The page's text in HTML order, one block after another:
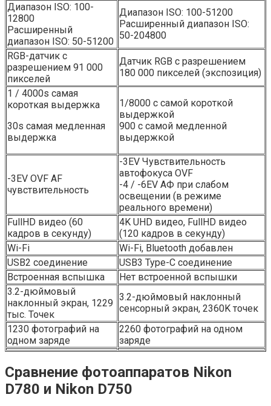
Диапазон ISO: 100-
12800
Расширенный
диапазон ISO: 50-51200
Диапазон ISO: 100-51200
Расширенный диапазон ISO:
50-204800
RGB-датчик с
разрешением 91 000
пикселей
Датчик RGB с разрешением
180 000 пикселей (экспозиция)
1 / 4000s самая
короткая выдержка
30s самая медленная
выдержка
1/8000 с самой короткой
выдержкой
900 с самой медленной
выдержкой
-3EV OVF AF
чувствительность
-3EV Чувствительность
автофокуса OVF
-4 / -6EV АФ при слабом
освещении (в режиме
реального времени)
FullHD видео (60
кадров в секунду)
4K UHD видео, FullHD видео
(120 кадров в секунду)
Wi-Fi
Wi-Fi, Bluetooth добавлен
USB2 соединение
USB3 Type-C соединение
Встроенная вспышка
Нет встроенной вспышки
3.2-дюймовый
наклонный экран, 1229
тыс. Точек
3.2-дюймовый наклонный
сенсорный экран, 2360K точек
1230 фотографий на
одном заряде
2260 фотографий на одном
заряде
Сравнение фотоаппаратов Nikon
D780 и Nikon D750